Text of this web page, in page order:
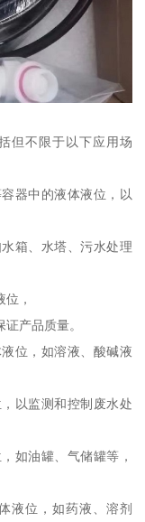
但不限于以下应用场
器中的液体液位，以
箱、水塔、污水处理
，
产品质量。
位，如溶液、酸碱液
以监测和控制废水处
如油罐、气储罐等，
液位，如药液、溶剂